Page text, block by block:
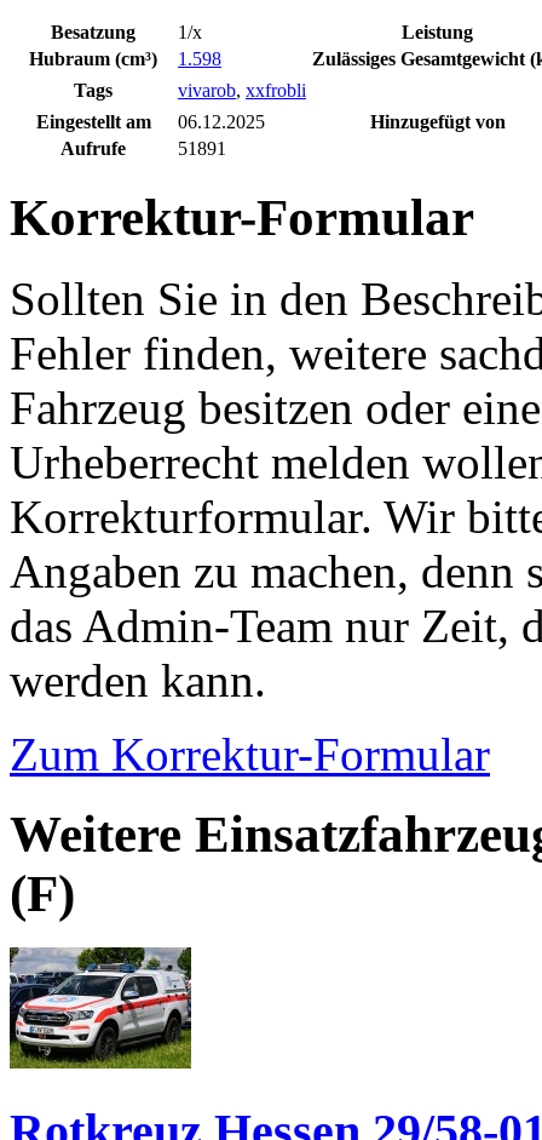
Besatzung 1/x
Leistung
Hubraum (cm³)
1.598
Zulässiges Gesamtgewicht
Tags
vivarob, xxfrobli
Eingestellt am
06.12.2025
Hinzugefügt von
Aufrufe
51891
Korrektur-Formular
Sollten Sie in den
Fehler finden, weitere
Fahrzeug besitzen oder
Urheberrecht melden
Korrekturformular. Wir
Angaben zu machen,
das Admin-Team nur Zeit,
werden kann.
Zum Korrektur-Formular
Weitere
(F)